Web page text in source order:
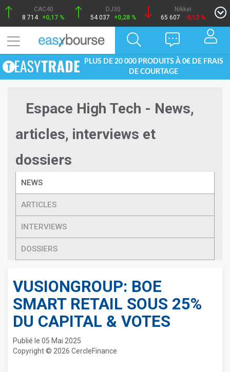
CAC40
8 714 +0,17 %
DJ30
54 037
+0,28 %
Nikkei
65 607
-0,12 %
PLUS DE 20 000 PRODUITS À 0€ DE FRAIS
DE COURTAGE
Espace High Tech - News,
articles, interviews et
dossiers
NEWS
ARTICLES
INTERVIEWS
DOSSIERS
VUSIONGROUP: BOE
SMART RETAIL SOUS 25%
DU CAPITAL & VOTES
Publié le 05 Mai 2025
Copyright © 2026 CercleFinance